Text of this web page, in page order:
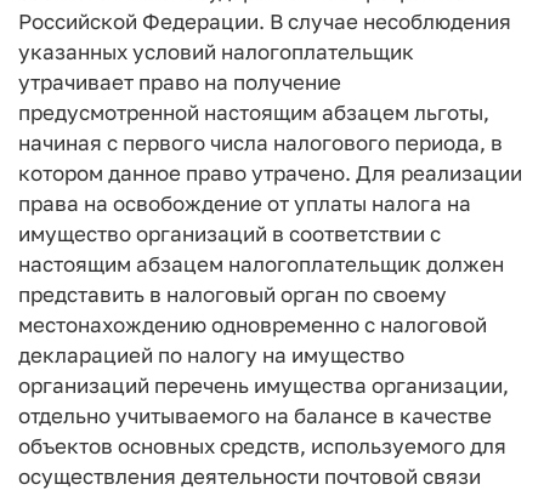
Российской Федерации. В случае несоблюдения
указанных условий налогоплательщик
утрачивает право на получение
предусмотренной настоящим абзацем льготы,
начиная с первого числа налогового периода, в
котором данное право утрачено. Для реализации
права на освобождение от уплаты налога на
имущество организаций в соответствии с
настоящим абзацем налогоплательщик должен
представить в налоговый орган по своему
местонахождению одновременно с налоговой
декларацией по налогу на имущество
организаций перечень имущества организации,
отдельно учитываемого на балансе в качестве
объектов основных средств, используемого для
осуществления деятельности почтовой связи